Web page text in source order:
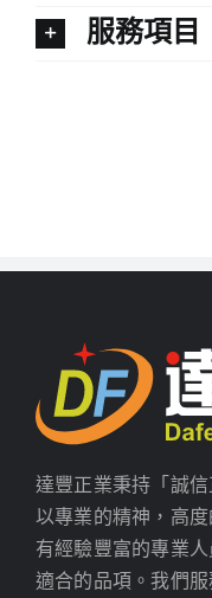
服務項目
達豐正業秉持「誠
以專業的精神，高
有經驗豐富的專業
適合的品項。我們